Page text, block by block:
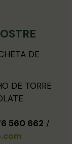
DE
DE TORRE
560 662 /